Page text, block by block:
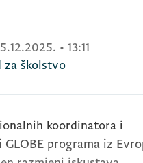
• 13:11
za školstvo
koordinatora i
GLOBE programa iz